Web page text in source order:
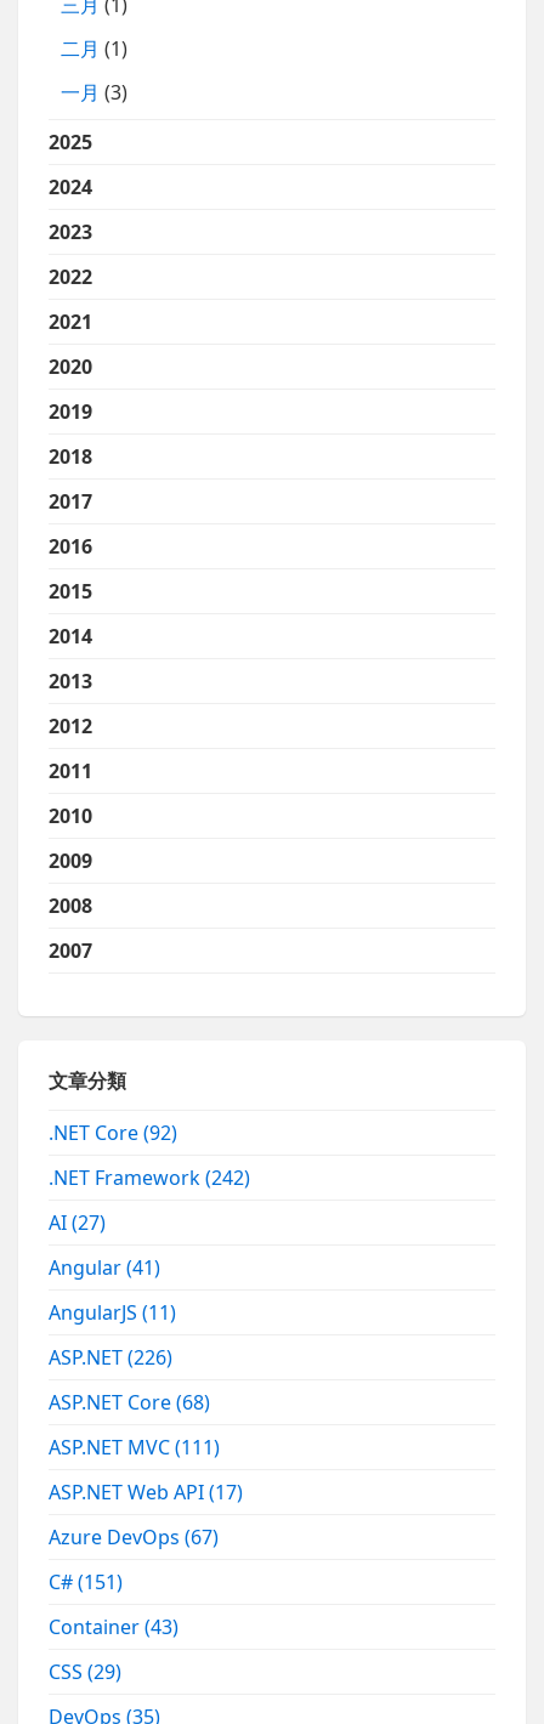
二月 (1)
一月 (3)
2025
2024
2023
2022
2021
2020
2019
2018
2017
2016
2015
2014
2013
2012
2011
2010
2009
2008
2007
文章分類
.NET Core(92)
.NET Framework(242)
AI(27)
Angular(41)
AngularJS(11)
ASP.NET(226)
ASP.NET Core(68)
ASP.NET MVC(111)
ASP.NET Web API(17)
Azure DevOps(67)
C#(151)
Container(43)
CSS(29)
DevOps(35)